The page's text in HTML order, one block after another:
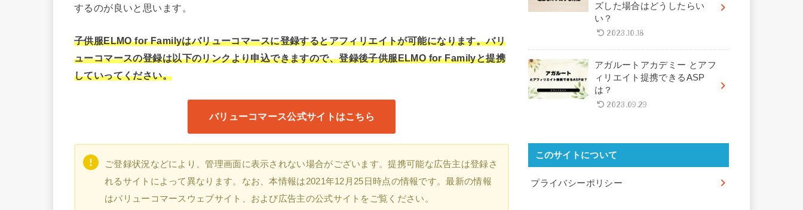
するのが良いと思います。
子供服ELMO for Familyはバリューコマースに登録するとアフィリエイトが可能になります。バリ
ューコマースの登録は以下のリンクより申込できますので、登録後子供服ELMO for Familyと提携
していってください。
バリューコマース公式サイトはこちら
ご登録状況などにより、管理画面に表示されない場合がございます。提携可能な広告主は登録さ
れるサイトによって異なります。なお、本情報は2021年12月25日時点の情報です。最新の情報
はバリューコマースウェブサイト、および広告主の公式サイトをご覧ください。
ズした場合はどうしたらい
い？
2023.10.18
アガルートアカデミー とアフ
ィリエイト提携できるASP
は？
2023.09.29
このサイトについて
プライバシーポリシー